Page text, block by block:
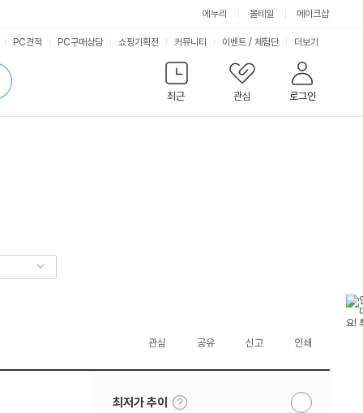
에누리 몰테일 메이크샵
최근
관심 로그인
PC견적 PC구매상담 쇼핑기획전 커뮤니티 이벤트 / 체험단 서
비
스
더보기
관심 공유 신고 인쇄
최저가 추이
툴
팁
알